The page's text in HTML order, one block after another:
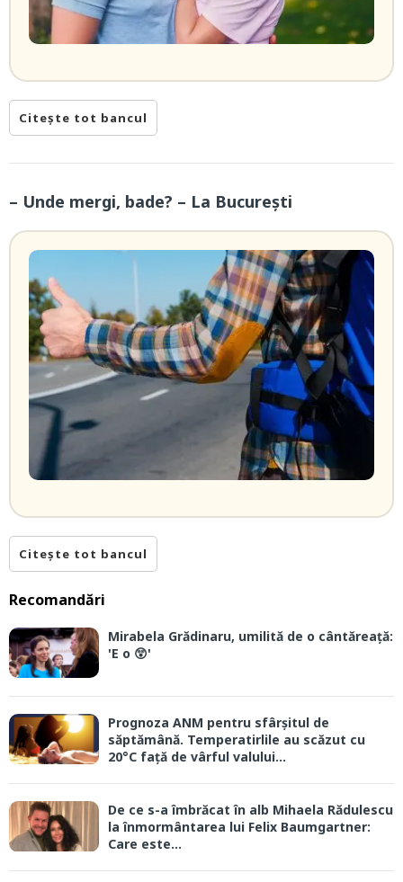
Citește tot bancul
– Unde mergi, bade? – La Bucureşti
Citește tot bancul
Recomandări
Mirabela Grădinaru, umilită de o cântăreață:
'E o 😲'
Prognoza ANM pentru sfârșitul de
săptămână. Temperatirlile au scăzut cu
20°C față de vârful valului...
De ce s-a îmbrăcat în alb Mihaela Rădulescu
la înmormântarea lui Felix Baumgartner:
Care este...